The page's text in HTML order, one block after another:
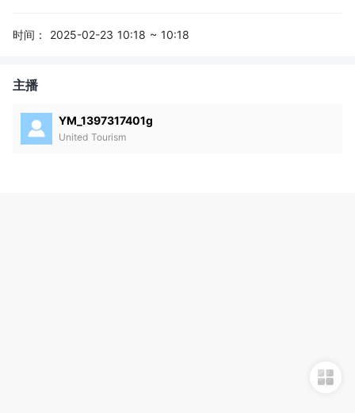
时间： 2025-02-23 10:18 ~ 10:18
主播
YM_1397317401g
United Tourism